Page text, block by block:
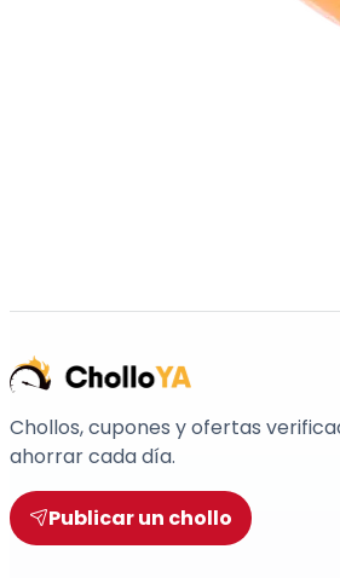
Chollos, cupones y ofertas
ahorrar cada día.
Publicar un chollo